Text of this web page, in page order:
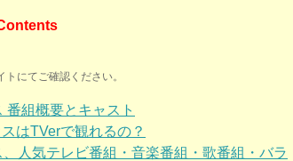
にてご確認ください。
番組概要とキャスト
はTVerで観れるの？
人気テレビ番組・音楽番組・歌番組・バラ